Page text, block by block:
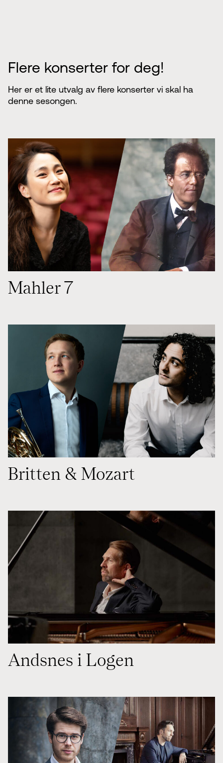
Flere konserter for deg!
Her er et lite utvalg av flere konserter vi skal ha
denne sesongen.
Mahler 7
Britten & Mozart
Andsnes i Logen